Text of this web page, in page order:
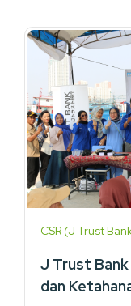
CSR (J Trust
J Trust
dan